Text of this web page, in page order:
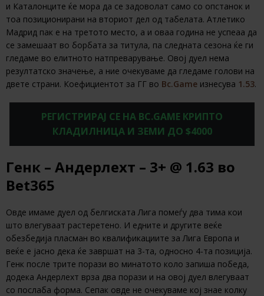
и Каталонците ќе мора да се задоволат само со опстанок и
тоа позиционирани на вториот дел од табелата. Атлетико
Мадрид пак е на третото место, а и оваа година не успеаа да
се замешаат во борбата за титула, па следната сезона ќе ги
гледаме во елитното натпреварување. Овој дуел нема
резултатско значење, а ние очекуваме да гледаме голови на
двете страни. Коефициентот за ГГ во Bc.Game изнесува 1.53.
РЕГИСТРИРАЈ СЕ НА BC.GAME КРИПТО
КЛАДИЛНИЦА И ЗЕМИ ДО $4000
Генк – Андерлехт – 3+ @ 1.63 во
Bet365
Овде имаме дуел од белгиската Лига помеѓу два тима кои
што влегуваат растеретено. И едните и другите веќе
обезбедија пласман во квалификациите за Лига Европа и
веќе е јасно дека ќе завршат на 3-та, односно 4-та позиција.
Генк после трите порази во минатото коло запиша победа,
додека Андерлехт врза два порази и на овој дуел влегуваат
со послаба форма. Сепак овде не очекуваме кој знае колку